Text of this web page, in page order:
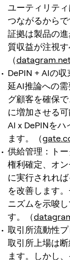
ユーティリテ
つながるから
証拠は製品の
質収益が注視す
（
DePIN + AIの
延AI推論への
グ顧客を確保
に増加させる
AI x DePINを
ます。（
供給管理：ト
権利確定、オ
に実行されれ
を改善します
ニズムを示唆
す。（
取引所流動性
取引所上場は
ます。しかし